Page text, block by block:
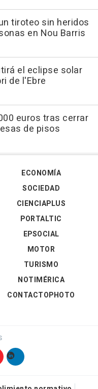
tiroteo sin heridos
en Nou Barris
el eclipse solar
de l'Ebre
euros tras cerrar
de pisos
ECONOMÍA
SOCIEDAD
CIENCIAPLUS
PORTALTIC
EPSOCIAL
MOTOR
TURISMO
NOTIMÉRICA
CONTACTOPHOTO